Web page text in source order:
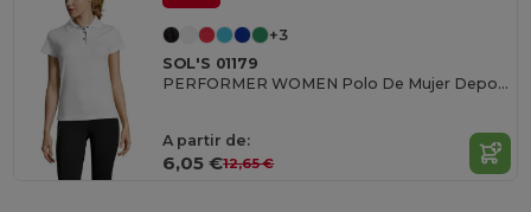
+3
SOL'S 01179
PERFORMER WOMEN Polo De Mujer Deportivo
A partir de:
6,05 €12,65 €